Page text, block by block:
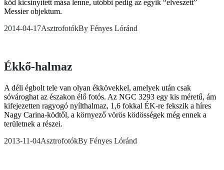
köd kicsinyített mása lenne, utóbbi pedig az egyik “elveszett”
Messier objektum.
2014-04-17AsztrofotókBy Fényes Lóránd
Ékkő-halmaz
A déli égbolt tele van olyan ékkövekkel, amelyek után csak
sóvároghat az északon élő fotós. Az NGC 3293 egy kis méretű, ám
kifejezetten ragyogó nyílthalmaz, 1,6 fokkal ÉK-re fekszik a híres
Nagy Carina-ködtől, a környező vörös ködösségek még ennek a
területnek a részei.
2013-11-04AsztrofotókBy Fényes Lóránd